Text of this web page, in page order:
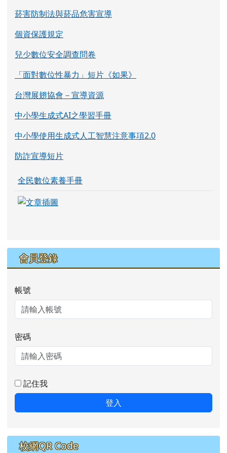
菸害防制法與菸品危害宣導
個資保護規定
兒少數位安全調查問卷
「面對數位性暴力」短片《如果》
台灣展翅協會－宣導資源
中小學生成式AI之學習手冊
中小學使用生成式人工智慧注意事項2.0
防詐宣導短片
全民數位素養手冊
會員登錄
帳號
密碼
記住我
登入
校網QR Code